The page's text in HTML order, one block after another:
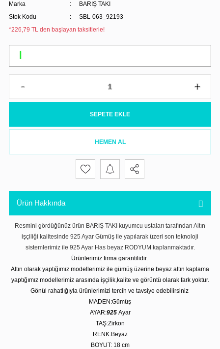
Marka
BARIŞ TAKI
Stok Kodu
SBL-063_92193
*226,79 TL den başlayan taksitlerle!
SEPETE EKLE
HEMEN AL
Ürün Hakkında
Resmini gördüğünüz ürün BARIŞ TAKI kuyumcu ustaları tarafından Altın
işçiliği kalitesinde 925 Ayar Gümüş ile yapılarak üzeri son teknoloji
sistemlerimiz ile 925 Ayar Has beyaz RODYUM kaplanmaktadır.
Ürünlerimiz firma garantilidir.
Altın olarak yaptığımız modellerimiz ile gümüş üzerine beyaz altın kaplama
yaptığımız modellerimiz arasında işçilik,kalite ve görüntü olarak fark yoktur.
Gönül rahatlığıyla ürünlerimizi tercih ve tavsiye edebilirsiniz
MADEN:Gümüş
AYAR:925 Ayar
TAŞ:Zirkon
RENK:Beyaz
BOYUT: 18 cm